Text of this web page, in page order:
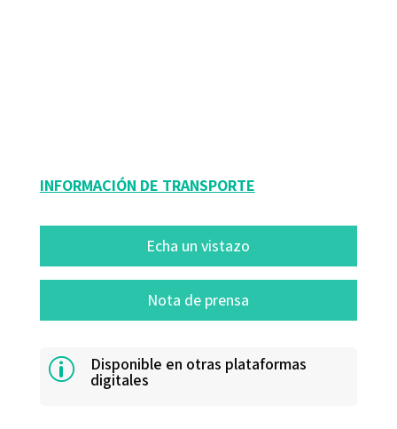
INFORMACIÓN DE TRANSPORTE
Echa un vistazo
Nota de prensa
p Disponible en otras plataformas
digitales